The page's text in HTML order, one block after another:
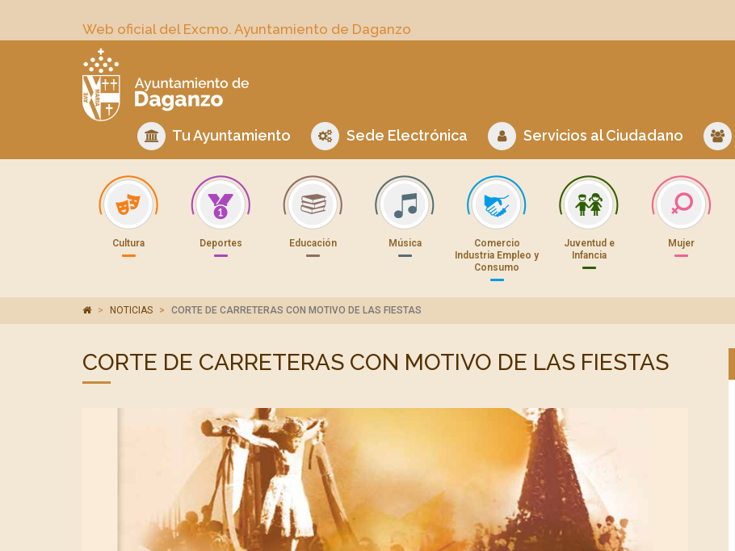
Web oficial del Excmo. Ayuntamiento de Daganzo
Tu Ayuntamiento Sede Electrónica Servicios al Ciudadano
Cultura Deportes Educación Música
Comercio
Industria Empleo y
Consumo
Juventud e
Infancia
Mujer
NOTICIAS CORTE DE CARRETERAS CON MOTIVO DE LAS FIESTAS
CORTE DE CARRETERAS CON MOTIVO DE LAS FIESTAS